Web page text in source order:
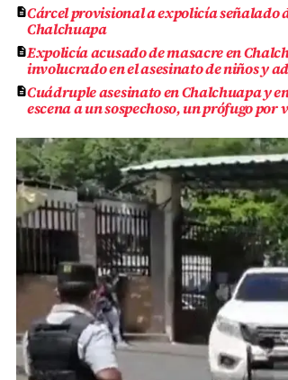
Cárcel provisional a expolicía señalado
Chalchuapa
Expolicía acusado de masacre en
involucrado en el asesinato de niños y
Cuádruple asesinato en Chalchuapa y
escena a un sospechoso, un prófugo por